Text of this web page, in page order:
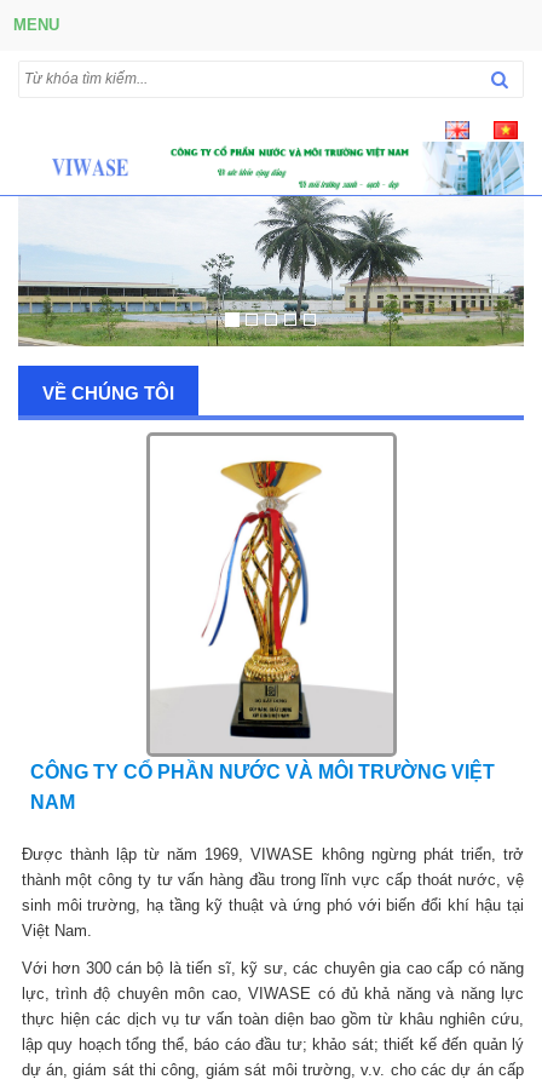
MENU
VỀ CHÚNG TÔI
CÔNG TY CỔ PHẦN NƯỚC VÀ MÔI TRƯỜNG VIỆT
NAM
Được thành lập từ năm 1969, VIWASE không ngừng phát triển, trở
thành một công ty tư vấn hàng đầu trong lĩnh vực cấp thoát nước, vệ
sinh môi trường, hạ tầng kỹ thuật và ứng phó với biến đổi khí hậu tại
Việt Nam.
Với hơn 300 cán bộ là tiến sĩ, kỹ sư, các chuyên gia cao cấp có năng
lực, trình độ chuyên môn cao, VIWASE có đủ khả năng và năng lực
thực hiện các dịch vụ tư vấn toàn diện bao gồm từ khâu nghiên cứu,
lập quy hoạch tổng thể, báo cáo đầu tư; khảo sát; thiết kế đến quản lý
dự án, giám sát thi công, giám sát môi trường, v.v. cho các dự án cấp